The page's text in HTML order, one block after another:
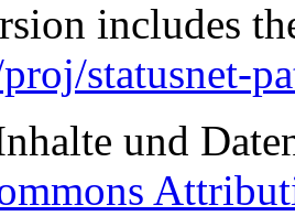
includes
statusnet-
und